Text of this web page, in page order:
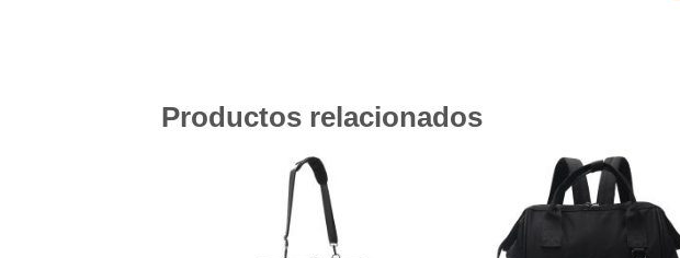
Productos relacionados